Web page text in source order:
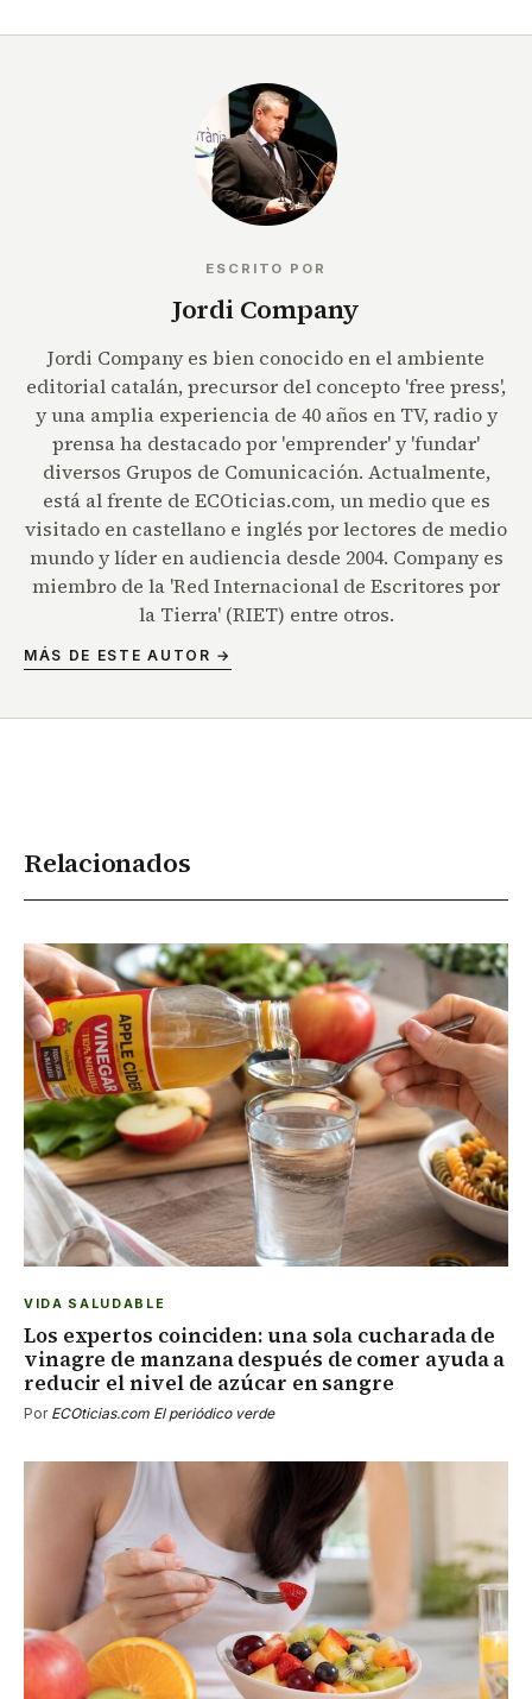
ESCRITO POR
Jordi Company
Jordi Company es bien conocido en el ambiente
editorial catalán, precursor del concepto 'free press',
y una amplia experiencia de 40 años en TV, radio y
prensa ha destacado por 'emprender' y 'fundar'
diversos Grupos de Comunicación. Actualmente,
está al frente de ECOticias.com, un medio que es
visitado en castellano e inglés por lectores de medio
mundo y líder en audiencia desde 2004. Company es
miembro de la 'Red Internacional de Escritores por
la Tierra' (RIET) entre otros.
MÁS DE ESTE AUTOR →
Relacionados
VIDA SALUDABLE
Los expertos coinciden: una sola cucharada de
vinagre de manzana después de comer ayuda a
reducir el nivel de azúcar en sangre
Por ECOticias.com El periódico verde